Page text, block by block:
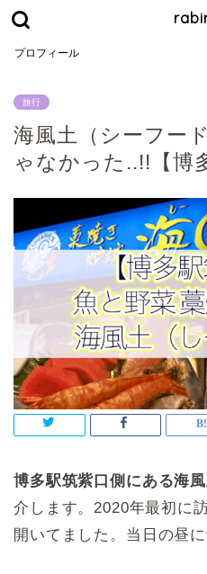
プロフィール
旅行
海風土（シーフー
ゃなかった..!!【博
博多駅筑紫口側にある海風
介します。2020年最初に
開いてました。当日の昼に